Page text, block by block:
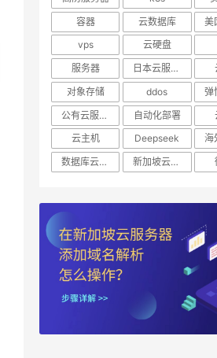
容器
云数据库
vps
云硬盘
服务器
日本云服务器
对象存储
ddos
公有云服务器
自动化部署
云主机
Deepseek
数据库云托管
新加坡云服务器